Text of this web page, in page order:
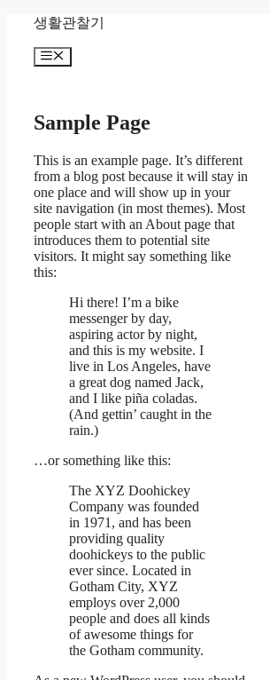
생활관찰기
메
Sample Page
This is an example page. It’s different
from a blog post because it will stay in
one place and will show up in your
site navigation (in most themes). Most
people start with an About page that
introduces them to potential site
visitors. It might say something like
this:
Hi there! I’m a bike
messenger by day,
aspiring actor by night,
and this is my website. I
live in Los Angeles, have
a great dog named Jack,
and I like piña coladas.
(And gettin’ caught in the
rain.)
…or something like this:
The XYZ Doohickey
Company was founded
in 1971, and has been
providing quality
doohickeys to the public
ever since. Located in
Gotham City, XYZ
employs over 2,000
people and does all kinds
of awesome things for
the Gotham community.